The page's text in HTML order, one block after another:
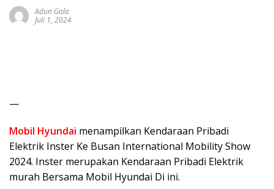
Adun Gala
Juli 1, 2024
—
Mobil Hyundai menampilkan Kendaraan Pribadi
Elektrik Inster Ke Busan International Mobility Show
2024. Inster merupakan Kendaraan Pribadi Elektrik
murah Bersama Mobil Hyundai Di ini.